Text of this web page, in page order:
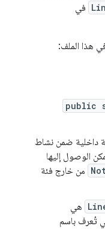
في
هذا الملف:
public
داخلية ضمن نشاط
الوصول إليها
من خارج فئة
هي
تُعرف باسم